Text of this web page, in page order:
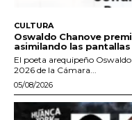
CULTURA
Oswaldo Chanove
asimilando las
El poeta arequipeño
2026 de la Cámara...
05/08/2026